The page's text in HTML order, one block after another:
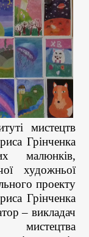
мистецтв
Грінченка
малюнків,
художньої
проекту
Грінченка
– викладач
мистецтва